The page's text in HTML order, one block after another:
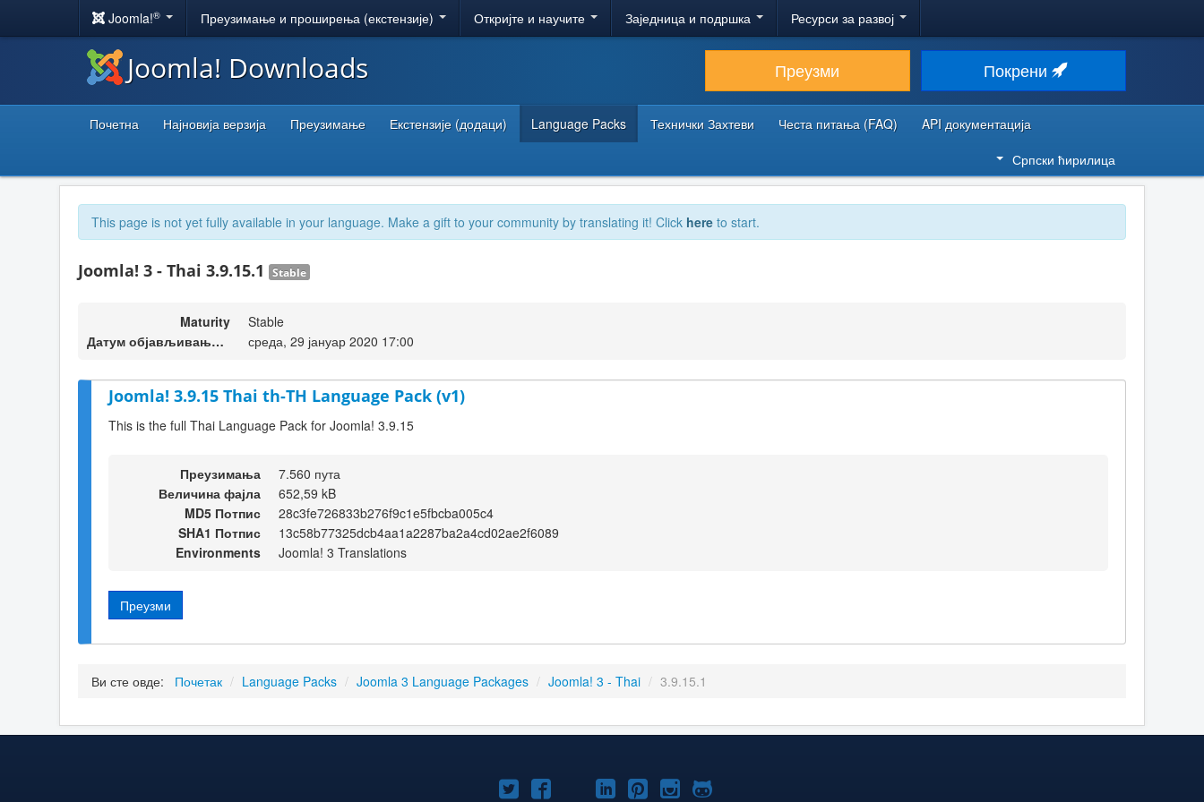
Joomla!® Преузимање и проширења (екстензије) Откријте и научите Заједница и подршка Ресурси за развој
Joomla! Downloads Преузми Покрени
Почетна Најновија верзија Преузимање Екстензије (додаци) Language Packs Технички Захтеви Честа питања (FAQ)
API документација
Српски ћирилица
This page is not yet fully available in your language. Make a gift to your community by translating it! Click here to start.
Joomla! 3 - Thai 3.9.15.1 Stable
Maturity
Stable
Датум објављивања верзије
среда, 29 јануар 2020 17:00
Joomla! 3.9.15 Thai th-TH Language Pack (v1)
This is the full Thai Language Pack for Joomla! 3.9.15
Преузимања
7.560 пута
Величина фајла
652,59 kB
MD5 Потпис
28c3fe726833b276f9c1e5fbcba005c4
SHA1 Потпис
13c58b77325dcb4aa1a2287ba2a4cd02ae2f6089
Environments
Joomla! 3 Translations
Преузми
Ви сте овде: Почетак / Language Packs / Joomla 3 Language Packages / Joomla! 3 - Thai / 3.9.15.1
Joomla!Joomla!Joomla!
Joomla!Joomla!
Joomla!Joomla!